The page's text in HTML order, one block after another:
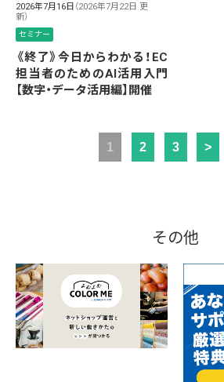
2026年7月16日 （2026年7月22日 更
新）
セミナー
《終了》今日からわかる！EC
担当者のためのAI活用入門
【数字・データ活用編】開催
1 2 3 >
その他